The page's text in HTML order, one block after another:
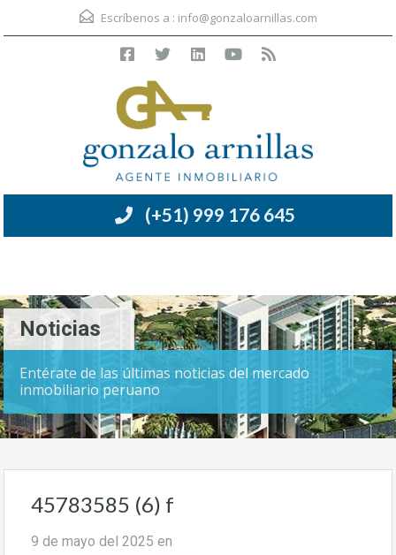
Escríbenos a : info@gonzaloarnillas.com
(+51) 999 176 645
Noticias
Entérate de las últimas noticias del mercado
inmobiliario peruano
45783585 (6) f
9 de mayo del 2025 en